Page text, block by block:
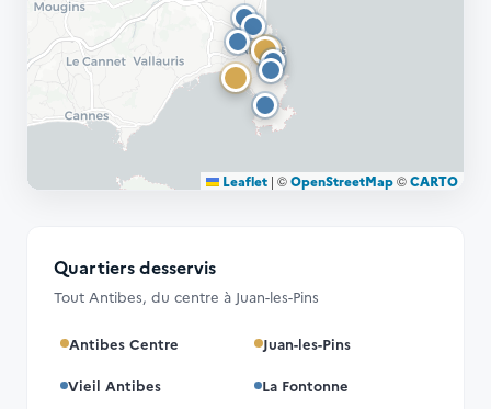
Leaflet | ©OpenStreetMap©CARTO
Quartiers desservis
Tout Antibes, du centre à Juan-les-Pins
Antibes Centre Juan-les-Pins
Vieil Antibes La Fontonne